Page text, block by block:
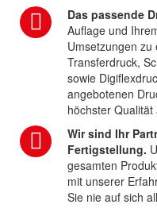
Das passende
Auflage und
Umsetzungen zu
Transferdruck,
sowie
angebotenen
höchster Qualität
Wir sind Ihr
Fertigstellung.
gesamten
mit unserer
Sie nie auf sich